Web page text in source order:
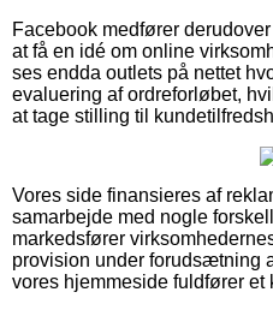
Facebook medfører
at få en idé om online
ses endda outlets på nettet
evaluering af ordreforløbet,
at tage stilling til
Vores side finansieres af
samarbejde med nogle
markedsfører
provision under forudsætning
vores hjemmeside fuldfører et